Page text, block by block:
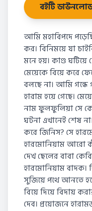
বইটি
আমি মহাবিপদে
কর। বিনিময়ে যা
মনে হয়। কাণ্ড
মেয়েকে বিয়ে করে
বলছে না। আমি
হারাম হয়ে গেছে।
নাম ফুলফুলিয়া সে
ঘটনা এখানেই শেষ
করে জিনিস? সে
হারমোনিয়াম আরো
দেখ ছেলের বাবা
হারমোনিয়াম বাদক।
সুজিয়ে পথে আনতে
বিয়ে দিয়ে বিদায়
দেব। প্রয়োজনে